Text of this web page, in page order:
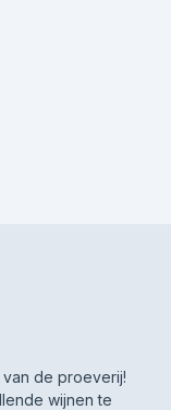
de proeverij!
wijnen te